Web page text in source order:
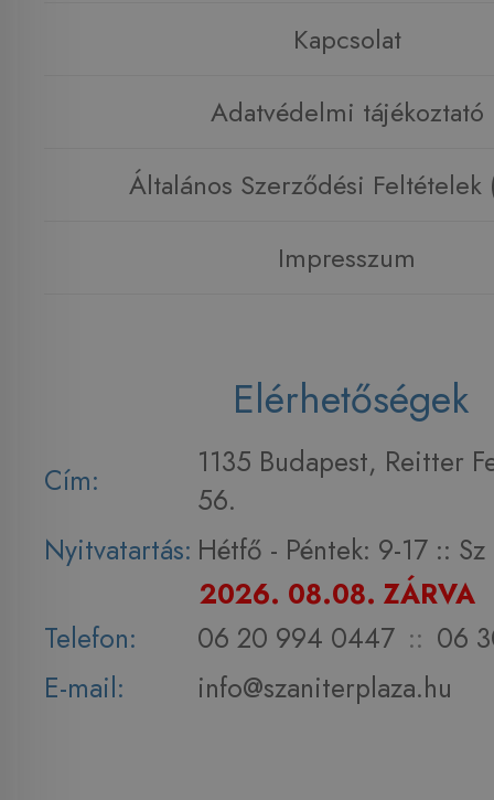
Kapcsolat
Adatvédelmi tájékoztató
Általános Szerződési Feltételek
Impresszum
Elérhetőségek
Cím:
1135 Budapest, Reitter
56.
Nyitvatartás: Hétfő - Péntek: 9-17 :: Sz
2026. 08.08. ZÁRVA
Telefon:
06 20 994 0447 :: 06
E-mail:
info@szaniterplaza.hu